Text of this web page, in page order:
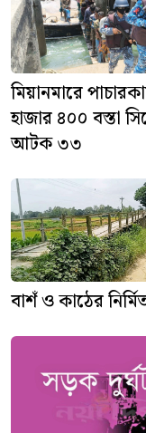
মিয়ানমারে
হাজার ৪০০ বস্তা
আটক ৩৩
বাশঁ ও কাঠের